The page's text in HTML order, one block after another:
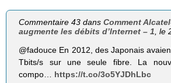
Commentaire 43 dansComment
augmente les débits d’Internet – 1, le
@fadouce En 2012, des Japonais
Tbits/s sur une seule fibre. La
compo… https://t.co/3o5YJDhLbc